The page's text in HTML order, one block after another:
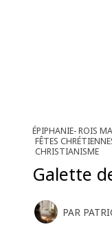
ÉPIPHANIE- ROIS
FÊTES
CHRISTIANISME
Galette
PAR